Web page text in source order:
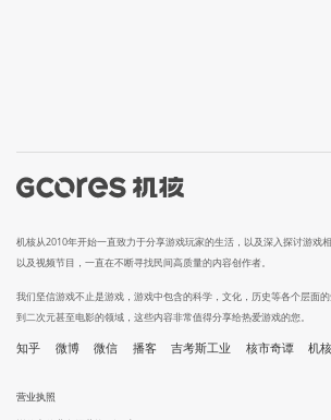
机核从2010年开始一直致力于分享游戏玩家的生活，以及深入探讨游戏
以及视频节目，一直在不断寻找民间高质量的内容创作者。
我们坚信游戏不止是游戏，游戏中包含的科学，文化，历史等各个层面
到二次元甚至电影的领域，这些内容非常值得分享给热爱游戏的您。
知乎 微博 微信 播客 吉考斯工业 核市奇谭 机
营业执照